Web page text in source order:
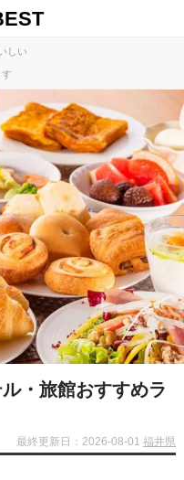
しい
・旅館おすすめラ
最終更新日：2026-08-01福井県